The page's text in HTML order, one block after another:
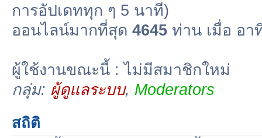
การอัปเดททุก ๆ 5 นาที)
ออนไลน์มากที่สุด 4645 ท่าน เมื่อ อา
ผู้ใช้งานขณะนี้ : ไม่มีสมาชิกใหม่
กลุ่ม: ผู้ดูแลระบบ, Moderators
สถิติ